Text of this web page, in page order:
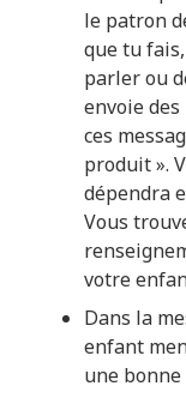
le patron
que tu
parler ou
envoie
ces
produit ».
dépendra
Vous
votre
Dans la
enfant
une bonne